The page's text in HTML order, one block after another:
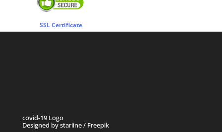
SSL Certificate
covid-19 Logo
Designed by starline / Freepik